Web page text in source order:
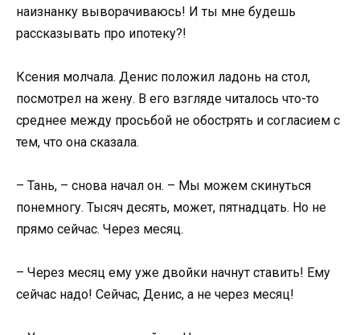
наизнанку выворачиваюсь! И ты мне будешь
рассказывать про ипотеку?!
Ксения молчала. Денис положил ладонь на стол,
посмотрел на жену. В его взгляде читалось что-то
среднее между просьбой не обострять и согласием с
тем, что она сказала.
– Тань, – снова начал он. – Мы можем скинуться
понемногу. Тысяч десять, может, пятнадцать. Но не
прямо сейчас. Через месяц.
– Через месяц ему уже двойки начнут ставить! Ему
сейчас надо! Сейчас, Денис, а не через месяц!